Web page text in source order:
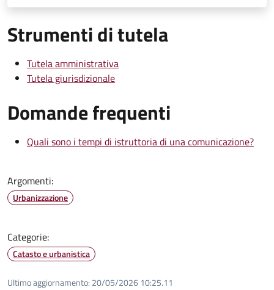
Strumenti di tutela
Tutela amministrativa
Tutela giurisdizionale
Domande frequenti
Quali sono i tempi di istruttoria di una comunicazione?
Argomenti:
Urbanizzazione
Categorie:
Catasto e urbanistica
Ultimo aggiornamento: 20/05/2026 10:25.11